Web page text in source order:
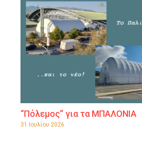
“Πόλεμος” για τα ΜΠΑΛΟΝΙΑ
31 Ιουλίου 2026